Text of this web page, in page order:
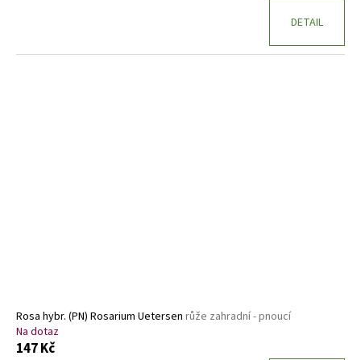
DETAIL
Rosa hybr. (PN) Rosarium Uetersen růže zahradní - pnoucí
Na dotaz
147 Kč